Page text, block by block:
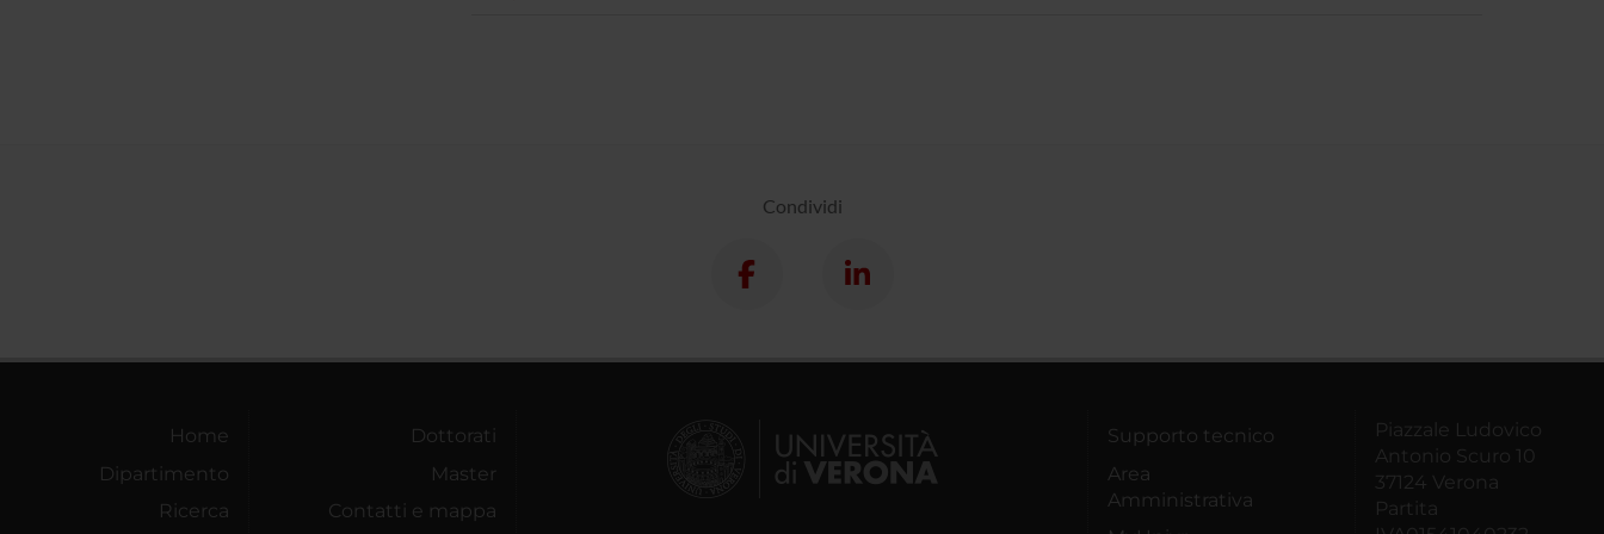
Condividi
Home
Dipartimento
Ricerca
Dottorati
Master
Contatti e mappa
Supporto tecnico
Area
Amministrativa
Piazzale Ludovico
Antonio Scuro 10
37124 Verona
Partita